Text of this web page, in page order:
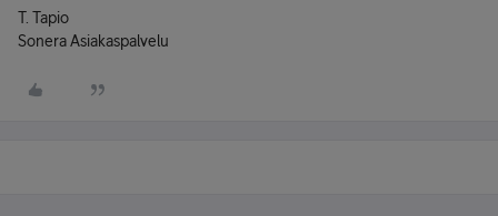
T. Tapio
Sonera Asiakaspalvelu